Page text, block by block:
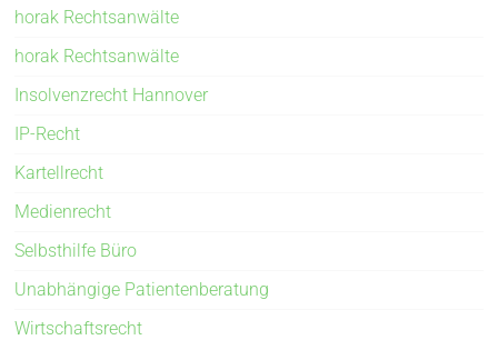
horak Rechtsanwälte
horak Rechtsanwälte
Insolvenzrecht Hannover
IP-Recht
Kartellrecht
Medienrecht
Selbsthilfe Büro
Unabhängige Patientenberatung
Wirtschaftsrecht